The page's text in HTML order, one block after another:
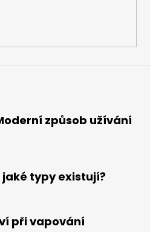
způsob užívání
jaké typy existují?
při vapování